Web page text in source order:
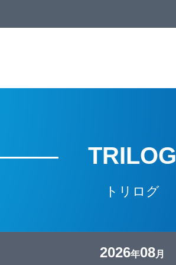
TRILOG
トリログ
2026年08月